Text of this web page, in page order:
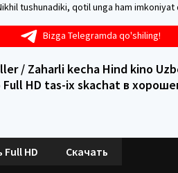
tushunadiki, qotil unga ham imkoniyat
Bizga Telegramda qo'shiling!
/ Zaharli kecha Hind kino
HD tas-ix skachat в
HD Скачать